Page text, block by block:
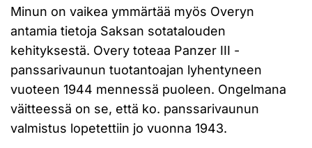
Minun on vaikea ymmärtää myös Overyn
antamia tietoja Saksan sotatalouden
kehityksestä. Overy toteaa Panzer III -
panssarivaunun tuotantoajan lyhentyneen
vuoteen 1944 mennessä puoleen. Ongelmana
väitteessä on se, että ko. panssarivaunun
valmistus lopetettiin jo vuonna 1943.